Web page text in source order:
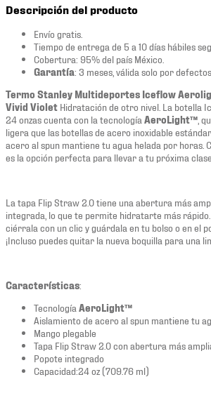
Descripción del producto
Envío gratis.
Tiempo de entrega de 5 a 10 días hábiles
Cobertura: 95% del país México.
Garantía: 3 meses, válida solo por
Termo Stanley Multideportes Iceflow
Vivid Violet Hidratación de otro nivel. La botella
24 onzas cuenta con la tecnología AeroLight™ ,
ligera que las botellas de acero inoxidable
acero al spun mantiene tu agua helada por horas.
es la opción perfecta para llevar a tu próxima
La tapa Flip Straw 2.0 tiene una abertura más
integrada, lo que te permite hidratarte más
ciérrala con un clic y guárdala en tu bolso o en el
¡Incluso puedes quitar la nueva boquilla para una
Características:
Tecnología AeroLight™
Aislamiento de acero al spun mantiene tu
Mango plegable
Tapa Flip Straw 2.0 con abertura más
Popote integrado
Capacidad:24 oz (709.76 ml)